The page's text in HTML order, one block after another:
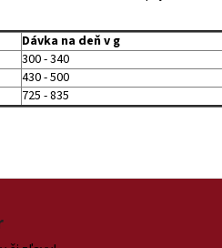
Dávka na deň v g
300 - 340
430 - 500
725 - 835